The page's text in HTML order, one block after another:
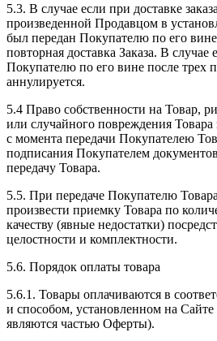
5.3. В случае если при доставке
произведенной Продавцом в
был передан Покупателю по его
повторная доставка Заказа. В случае
Покупателю по его вине после трех
аннулируется.
5.4 Право собственности на Товар,
или случайного повреждения
с момента передачи Покупателею
подписания Покупателем
передачу Товара.
5.5. При передаче Покупателю
произвести приемку Товара по
качеству (явные недостатки)
целостности и комплектности.
5.6. Порядок оплаты товара
5.6.1. Товары оплачиваются в
и способом, установленном на
являются частью Оферты).